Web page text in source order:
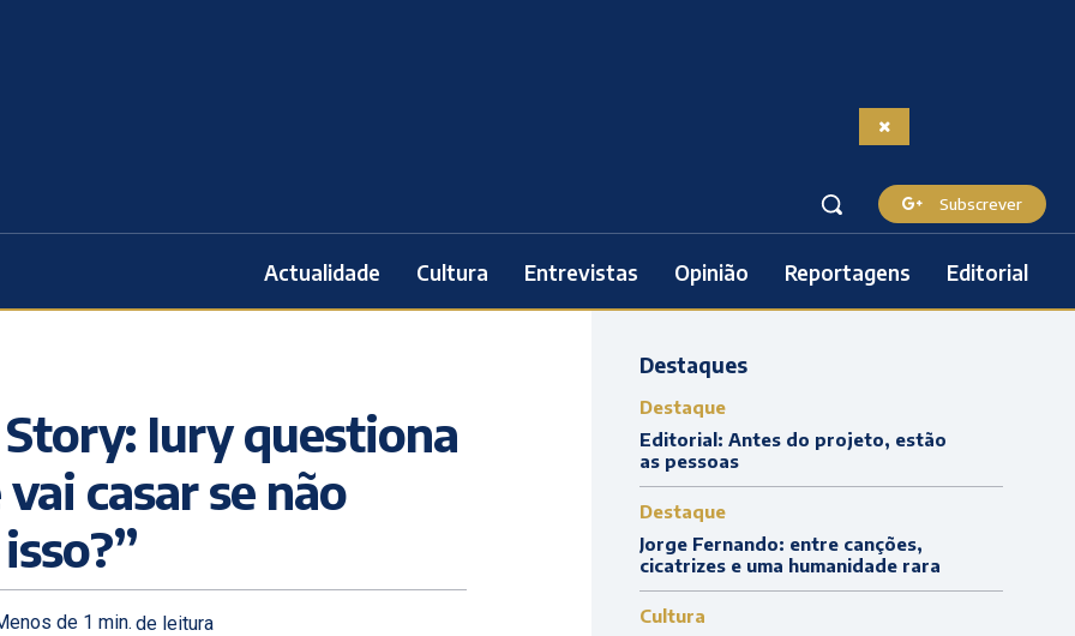
Subscrever
Actualidade Cultura Entrevistas Opinião Reportagens Editorial
Iury questiona
casar se não
de 1 min. de leitura
Destaques
Destaque
Editorial: Antes do projeto, estão
as pessoas
Destaque
Jorge Fernando: entre canções,
cicatrizes e uma humanidade rara
Cultura